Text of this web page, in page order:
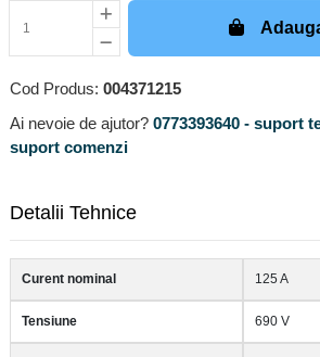
Cod Produs: 004371215
Ai nevoie de ajutor? 0773393640 - suport
suport comenzi
Detalii Tehnice
Curent nominal 125 A
Tensiune 690 V